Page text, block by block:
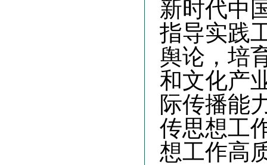
新时代中
指导实践
舆论，培
和文化产
际传播能
传思想工
想工作高